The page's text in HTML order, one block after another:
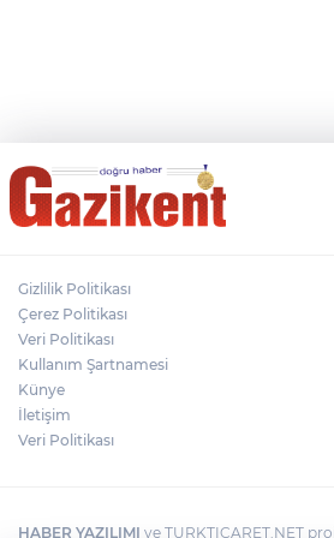
Gizlilik Politikası
Çerez Politikası
Veri Politikası
Kullanım Şartnamesi
Künye
İletişim
Veri Politikası
HABER YAZILIMI ve TURKTICARET.NET